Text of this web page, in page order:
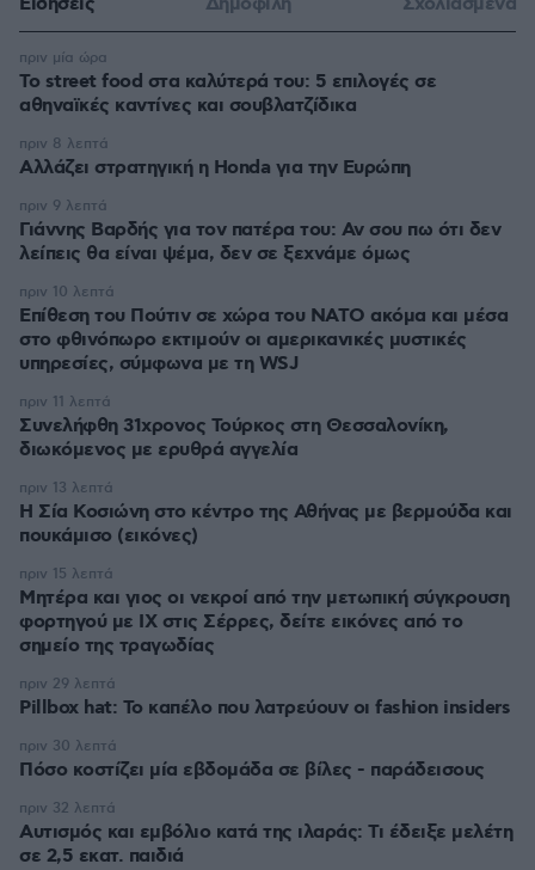
Το street food στα καλύτερά του: 5 επιλογές σε
αθηναϊκές καντίνες και σουβλατζίδικα
πριν μία ώρα
Αλλάζει στρατηγική η Honda για την Ευρώπη
πριν 8 λεπτά
Γιάννης Βαρδής για τον πατέρα του: Αν σου πω ότι δεν
λείπεις θα είναι ψέμα, δεν σε ξεχνάμε όμως
πριν 9 λεπτά
Επίθεση του Πούτιν σε χώρα του ΝΑΤΟ ακόμα και μέσα
στο φθινόπωρο εκτιμούν οι αμερικανικές μυστικές
υπηρεσίες, σύμφωνα με τη WSJ
πριν 10 λεπτά
Συνελήφθη 31χρονος Τούρκος στη Θεσσαλονίκη,
διωκόμενος με ερυθρά αγγελία
πριν 11 λεπτά
Η Σία Κοσιώνη στο κέντρο της Αθήνας με βερμούδα και
πουκάμισο (εικόνες)
πριν 13 λεπτά
Μητέρα και γιος οι νεκροί από την μετωπική σύγκρουση
φορτηγού με ΙΧ στις Σέρρες, δείτε εικόνες από το
σημείο της τραγωδίας
πριν 15 λεπτά
Pillbox hat: Το καπέλο που λατρεύουν οι fashion insiders
πριν 29 λεπτά
Πόσο κοστίζει μία εβδομάδα σε βίλες - παράδεισους
πριν 30 λεπτά
Αυτισμός και εμβόλιο κατά της ιλαράς: Τι έδειξε μελέτη
σε 2,5 εκατ. παιδιά
πριν 32 λεπτά